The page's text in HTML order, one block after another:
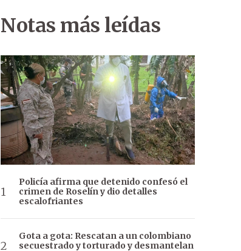
Notas más leídas
Policía afirma que detenido confesó el
crimen de Roselín y dio detalles
escalofriantes
Gota a gota: Rescatan a un colombiano
secuestrado y torturado y desmantelan